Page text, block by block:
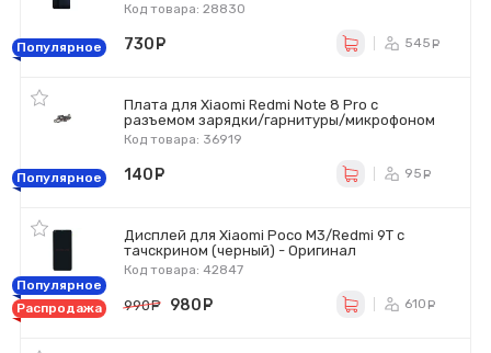
Код товара: 28830
Популярное 730 545
Плата для Xiaomi Redmi Note 8 Pro с
разъемом зарядки/гарнитуры/микрофоном
Код товара: 36919
Популярное 140 95
Дисплей для Xiaomi Poco M3/Redmi 9T с
тачскрином (черный) - Оригинал
Код товара: 42847
Популярное
Распродажа
990 руб.
980 610